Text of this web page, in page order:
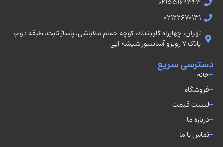
دسترسی سریع
خانه
فروشگاه
لیست قیمت
درباره ما
تماس با ما
02155169343
02122670131
تهران، چهارراه گلوبندك، كوچه حمام ملاباشى، پاساژ ثابت، طبقه دوم،
پلاک ۷ روبرو آسانسور شيشه ايى